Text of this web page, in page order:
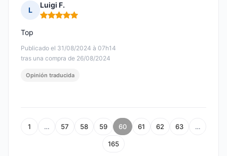
L
Luigi F.
Nota: 5 de 5
Publicado el 31/08/2024 à 07h14
tras una compra de 26/08/2024
Top
Opinión traducida
1 … 57 58 59 60 61 62 63 …
165